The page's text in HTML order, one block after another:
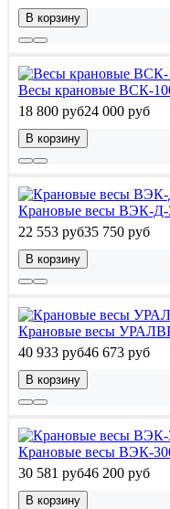
В корзину
Весы крановые ВСК-
18 800 руб24 000 руб
В корзину
Крановые весы ВЭК-Д-
22 553 руб35 750 руб
В корзину
Крановые весы
40 933 руб46 673 руб
В корзину
Крановые весы ВЭК-
30 581 руб46 200 руб
В корзину